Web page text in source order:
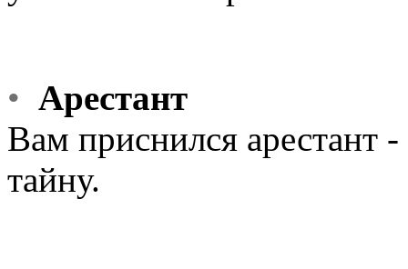
• Арестант
Вам приснился арестант
тайну.